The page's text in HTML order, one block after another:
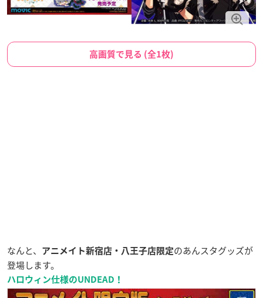
高画質で見る (全1枚)
なんと、 アニメイト新宿店・八王子店限定のあんスタグッズが
登場します。
ハロウィン仕様のUNDEAD！